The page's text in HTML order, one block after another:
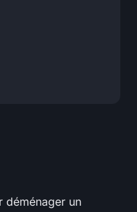
déménager un